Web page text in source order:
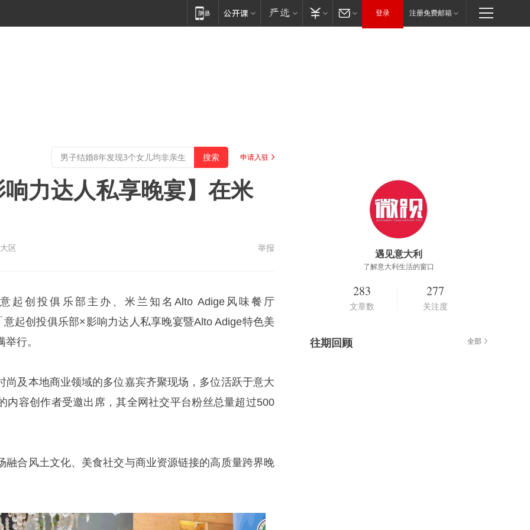
登录 注册免费邮箱
申请入驻
力达人私享晚宴】在米
区 举报
起创投俱乐部主办、米兰知名Alto Adige风味餐厅
起创投俱乐部×影响力达人私享晚宴暨Alto Adige特色美
行。
尚及本地商业领域的多位嘉宾齐聚现场，多位活跃于意大
内容创作者受邀出席，其全网社交平台粉丝总量超过500
融合风土文化、美食社交与商业资源链接的高质量跨界晚
遇见意大利
了解意大利生活的窗口
283
文章数
277
关注度
往期回顾 全部